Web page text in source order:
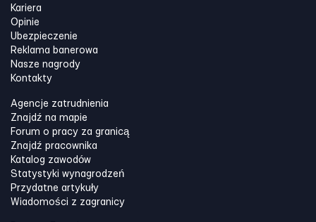
Kariera
Opinie
Ubezpieczenie
Reklama banerowa
Nasze nagrody
Kontakty
Agencje zatrudnienia
Znajdź na mapie
Forum o pracy za granicą
Znajdź pracownika
Katalog zawodów
Statystyki wynagrodzeń
Przydatne artykuły
Wiadomości z zagranicy